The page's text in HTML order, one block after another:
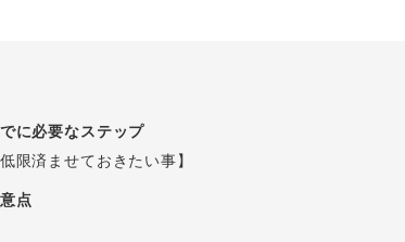
に必要なステップ
限済ませておきたい事】
点